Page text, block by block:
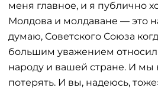
меня главное, и я публично
Молдова и молдаване — это
думаю, Советского Союза
большим уважением
народу и вашей стране. И мы
потерять. И вы, надеюсь,